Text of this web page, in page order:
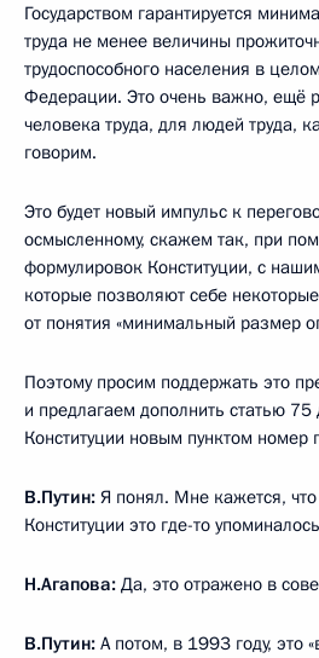
Государством гарантируется
труда не менее величины
трудоспособного населения в
Федерации. Это очень важно, ещё
человека труда, для людей труда,
говорим.
Это будет новый импульс к
осмысленному, скажем так, при
формулировок Конституции, с
которые позволяют себе
от понятия «минимальный размер
Поэтому просим поддержать это
и предлагаем дополнить статью
Конституции новым пунктом номер
В.Путин: Я понял. Мне кажется, что
Конституции это где-то
Н.Агапова: Да, это отражено в
В.Путин: А потом, в 1993 году, это